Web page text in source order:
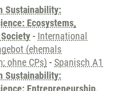
Sustainability:
Ecosystems,
- International
(ehemals
ohne CPs) - Spanisch A1
Sustainability:
Entrepreneurship,